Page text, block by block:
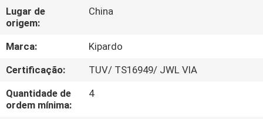
SOBRE
NÓS
EXCURSÃO
DA
FÁBRICA
Lugar de
origem:
China
Marca:
Kipardo
Certificação:
TUV/ TS16949/ JWL VIA
Quantidade de
ordem mínima:
4